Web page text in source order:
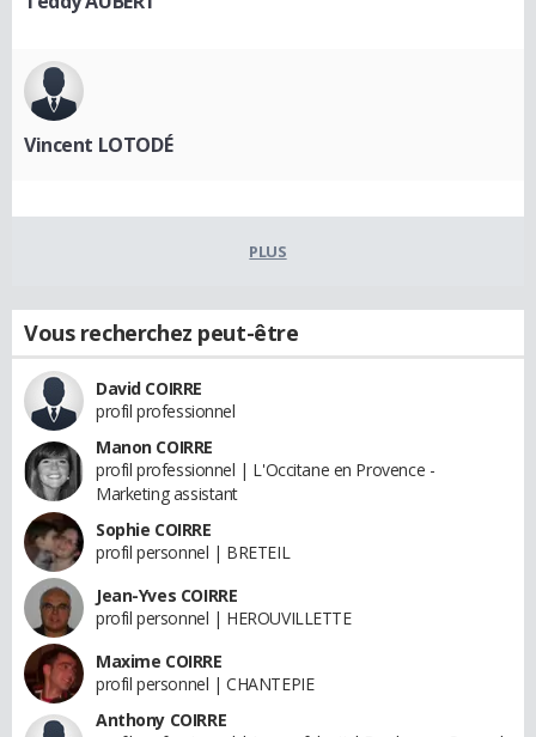
Vincent LOTODÉ
PLUS
Vous recherchez peut-être
David COIRRE
profil professionnel
Manon COIRRE
profil professionnel | L'Occitane en Provence -
Marketing assistant
Sophie COIRRE
profil personnel | BRETEIL
Jean-Yves COIRRE
profil personnel | HEROUVILLETTE
Maxime COIRRE
profil personnel | CHANTEPIE
Anthony COIRRE